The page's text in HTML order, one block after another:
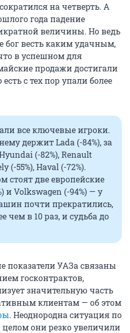
на четверть. А
года падение
величины. Но ведь
бог весть каким удачным,
в успешном для
продажи достигали
с тех пор упали более
все ключевые игроки.
держит Lada (-84%), за
(-82%), Renault
(-55%), Haval (-72%).
стоят две европейские
и Volkswagen (-94%) — у
почти прекратились,
чем в 10 раз, и судьба до
показатели УАЗа связаны
госконтрактов,
значительную часть
клиентам — об этом
. Неоднородна ситуация по
они резко увеличили